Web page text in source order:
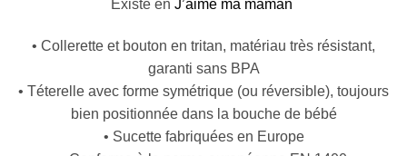
Existe en J’aime ma maman
• Collerette et bouton en tritan, matériau très résistant,
garanti sans BPA
• Téterelle avec forme symétrique (ou réversible), toujours
bien positionnée dans la bouche de bébé
• Sucette fabriquées en Europe